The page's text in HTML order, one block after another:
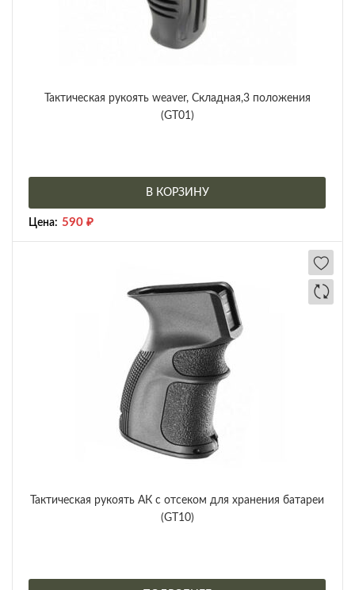
Тактическая рукоять weaver, Складная,3 положения
(GT01)
В КОРЗИНУ
Цена: 590 ₽
Тактическая рукоять АК с отсеком для хранения батареи
(GT10)